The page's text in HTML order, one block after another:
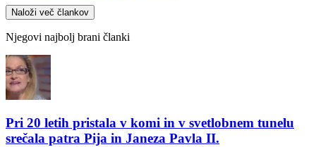
Naloži več člankov
Njegovi najbolj brani članki
Pri 20 letih pristala v komi in v svetlobnem tunelu
srečala patra Pija in Janeza Pavla II.